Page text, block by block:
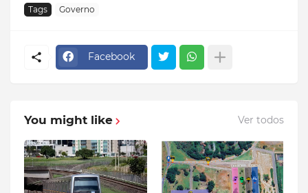
Tags Governo
Facebook
You might like Ver todos